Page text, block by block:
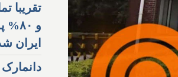
تقریبا
و
ایران
دانمارک